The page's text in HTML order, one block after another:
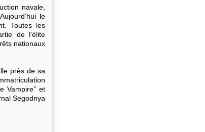
navale,
le
Toutes les
de l’élite
nationaux
près de sa
Vampire” et
Segodnya